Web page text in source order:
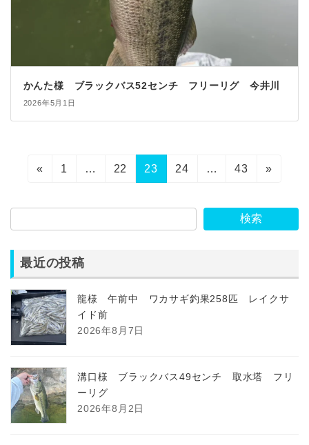
かんた様 ブラックバス52センチ フリーリグ 今井川
2026年5月1日
ナ
ビ
ゲ
ー
シ
ョ
«
固
ペ
1 …
固
ペ
22
固
定
ペ
23
固
ペ
24 …
固
ペ
ー
43 »
検索
最近の投稿
龍様 午前中 ワカサギ釣果258匹 レイクサ
イド前
2026年8月7日
溝口様 ブラックバス49センチ 取水塔 フリ
ーリグ
2026年8月2日